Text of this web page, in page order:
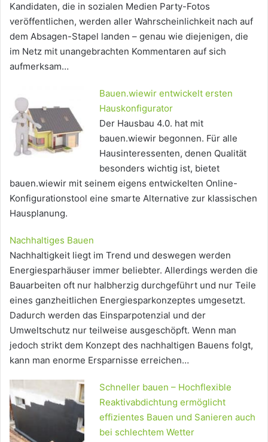
Kandidaten, die in sozialen Medien Party-Fotos
veröffentlichen, werden aller Wahrscheinlichkeit nach auf
dem Absagen-Stapel landen – genau wie diejenigen, die
im Netz mit unangebrachten Kommentaren auf sich
aufmerksam…
Bauen.wiewir entwickelt ersten
Hauskonfigurator
Der Hausbau 4.0. hat mit
bauen.wiewir begonnen. Für alle
Hausinteressenten, denen Qualität
besonders wichtig ist, bietet
bauen.wiewir mit seinem eigens entwickelten Online-
Konfigurationstool eine smarte Alternative zur klassischen
Hausplanung.
Nachhaltiges Bauen
Nachhaltigkeit liegt im Trend und deswegen werden
Energiesparhäuser immer beliebter. Allerdings werden die
Bauarbeiten oft nur halbherzig durchgeführt und nur Teile
eines ganzheitlichen Energiesparkonzeptes umgesetzt.
Dadurch werden das Einsparpotenzial und der
Umweltschutz nur teilweise ausgeschöpft. Wenn man
jedoch strikt dem Konzept des nachhaltigen Bauens folgt,
kann man enorme Ersparnisse erreichen…
Schneller bauen – Hochflexible
Reaktivabdichtung ermöglicht
effizientes Bauen und Sanieren auch
bei schlechtem Wetter